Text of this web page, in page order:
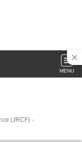
MENU
(JRCF) -